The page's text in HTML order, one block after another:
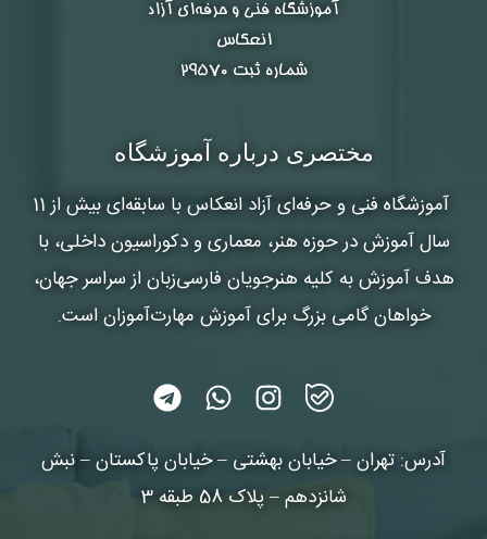
آموزشگاه فنی و حرفه‌ای آزاد
انعکاس
شماره ثبت ۲۹۵۷۰
مختصری درباره آموزشگاه
آموزشگاه فنی و حرفه‌ای آزاد انعکاس
با سابقه‌ای بیش از 11
سال آموزش در حوزه هنر، معماری و دکوراسیون داخلی، با
هدف آموزش به کلیه هنرجویان فارسی‌زبان از سراسر جهان،
خواهان گامی بزرگ برای آموزش مهارت‌آموزان است.
آدرس: تهران – خیابان بهشتی – خیابان پاکستان – نبش
شانزدهم – پلاک 58 طبقه 3